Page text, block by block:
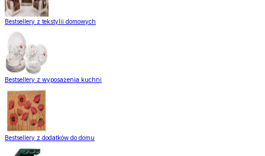
Bestsellery z tekstylii domowych
Bestsellery z wyposażenia kuchni
Bestsellery z dodatków do domu